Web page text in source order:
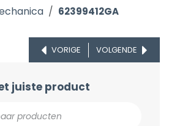
62399412GA
VORIGE VOLGENDE
juiste product